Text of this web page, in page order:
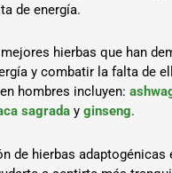
de energía.
hierbas que han
y combatir la falta de
hombres incluyen:
sagrada yginseng.
de hierbas adaptogénicas